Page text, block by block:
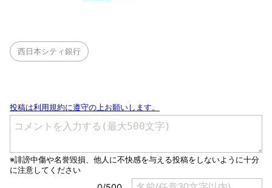
西日本シティ銀行